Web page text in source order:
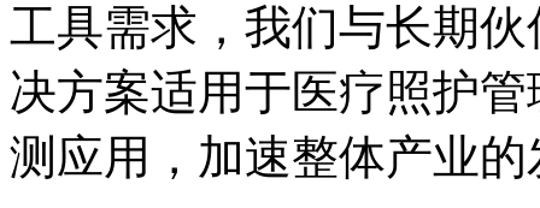
工具需求，我们与长期
决方案适用于医疗照护
测应用，加速整体产业